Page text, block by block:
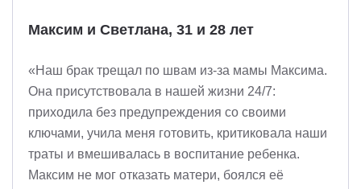
Максим и Светлана, 31 и 28 лет
«Наш брак трещал по швам из-за мамы Максима.
Она присутствовала в нашей жизни 24/7:
приходила без предупреждения со своими
ключами, учила меня готовить, критиковала наши
траты и вмешивалась в воспитание ребенка.
Максим не мог отказать матери, боялся её